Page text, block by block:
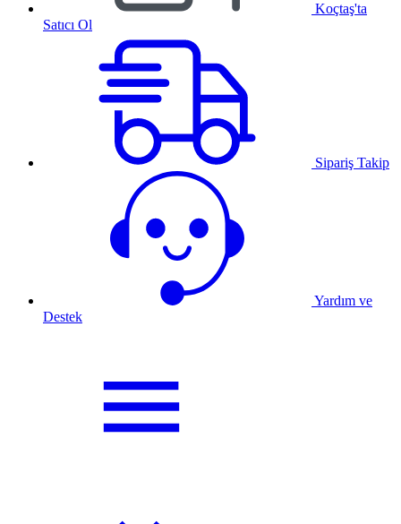
Koçtaş'ta
Satıcı Ol
Sipariş Takip
Yardım ve
Destek